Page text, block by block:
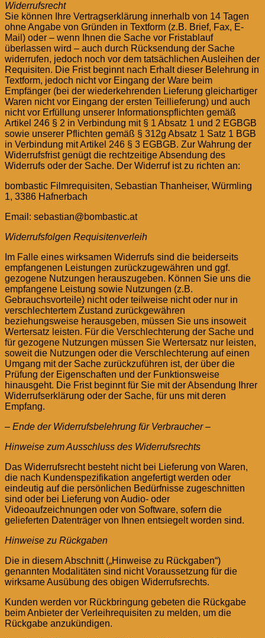
Widerrufsrecht
Sie können Ihre Vertragserklärung innerhalb von 14 Tagen
ohne Angabe von Gründen in Textform (z.B. Brief, Fax, E-
Mail) oder – wenn Ihnen die Sache vor Fristablauf
überlassen wird – auch durch Rücksendung der Sache
widerrufen, jedoch noch vor dem tatsächlichen Ausleihen der
Requisiten. Die Frist beginnt nach Erhalt dieser Belehrung in
Textform, jedoch nicht vor Eingang der Ware beim
Empfänger (bei der wiederkehrenden Lieferung gleichartiger
Waren nicht vor Eingang der ersten Teillieferung) und auch
nicht vor Erfüllung unserer Informationspflichten gemäß
Artikel 246 § 2 in Verbindung mit § 1 Absatz 1 und 2 EGBGB
sowie unserer Pflichten gemäß § 312g Absatz 1 Satz 1 BGB
in Verbindung mit Artikel 246 § 3 EGBGB. Zur Wahrung der
Widerrufsfrist genügt die rechtzeitige Absendung des
Widerrufs oder der Sache. Der Widerruf ist zu richten an:
bombastic Filmrequisiten, Sebastian Thanheiser, Würmling
1, 3386 Hafnerbach
Email: sebastian@bombastic.at
Widerrufsfolgen Requisitenverleih
Im Falle eines wirksamen Widerrufs sind die beiderseits
empfangenen Leistungen zurückzugewähren und ggf.
gezogene Nutzungen herauszugeben. Können Sie uns die
empfangene Leistung sowie Nutzungen (z.B.
Gebrauchsvorteile) nicht oder teilweise nicht oder nur in
verschlechtertem Zustand zurückgewähren
beziehungsweise herausgeben, müssen Sie uns insoweit
Wertersatz leisten. Für die Verschlechterung der Sache und
für gezogene Nutzungen müssen Sie Wertersatz nur leisten,
soweit die Nutzungen oder die Verschlechterung auf einen
Umgang mit der Sache zurückzuführen ist, der über die
Prüfung der Eigenschaften und der Funktionsweise
hinausgeht. Die Frist beginnt für Sie mit der Absendung Ihrer
Widerrufserklärung oder der Sache, für uns mit deren
Empfang.
– Ende der Widerrufsbelehrung für Verbraucher –
Hinweise zum Ausschluss des Widerrufsrechts
Das Widerrufsrecht besteht nicht bei Lieferung von Waren,
die nach Kundenspezifikation angefertigt werden oder
eindeutig auf die persönlichen Bedürfnisse zugeschnitten
sind oder bei Lieferung von Audio- oder
Videoaufzeichnungen oder von Software, sofern die
gelieferten Datenträger von Ihnen entsiegelt worden sind.
Hinweise zu Rückgaben
Die in diesem Abschnitt („Hinweise zu Rückgaben“)
genannten Modalitäten sind nicht Voraussetzung für die
wirksame Ausübung des obigen Widerrufsrechts.
Kunden werden vor Rückbringung gebeten die Rückgabe
beim Anbieter der Verleihrequisiten zu melden, um die
Rückgabe anzukündigen.